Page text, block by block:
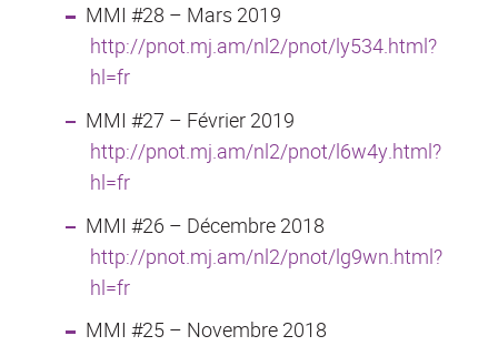
MMI #28 – Mars 2019
http://pnot.mj.am/nl2/pnot/ly534.html?
hl=fr
MMI #27 – Février 2019
http://pnot.mj.am/nl2/pnot/l6w4y.html?
hl=fr
MMI #26 – Décembre 2018
http://pnot.mj.am/nl2/pnot/lg9wn.html?
hl=fr
MMI #25 – Novembre 2018